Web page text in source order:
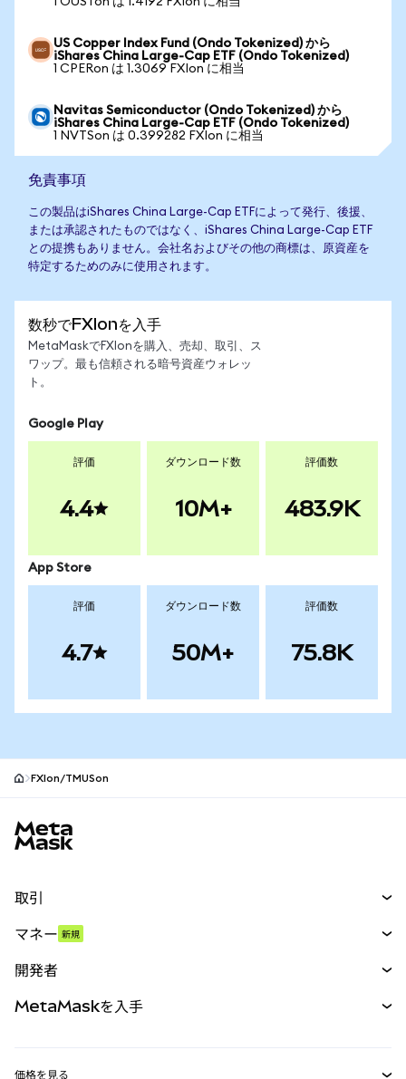
US Copper Index Fund (Ondo Tokenized) から
iShares China Large-Cap ETF (Ondo Tokenized)
1 CPERon は 1.3069 FXIon に相当
Navitas Semiconductor (Ondo Tokenized) から
iShares China Large-Cap ETF (Ondo Tokenized)
1 NVTSon は 0.399282 FXIon に相当
免責事項
この製品はiShares China Large-Cap ETFによって発行、後援、
または承認されたものではなく、iShares China Large-Cap ETF
との提携もありません。会社名およびその他の商標は、原資産を
特定するためのみに使用されます。
数秒でFXIonを入手
MetaMaskでFXIonを購入、売却、取引、ス
ワップ。最も信頼される暗号資産ウォレッ
ト。
Google Play
評価
4.4
ダウンロード数
10M+
評価数
483.9K
App Store
評価
4.7
ダウンロード数
50M+
評価数
75.8K
FXIon/TMUSon
取引
パーペチュアル
RWA
マネー 新規
開発者
MetaMaskを入手
価格を見る